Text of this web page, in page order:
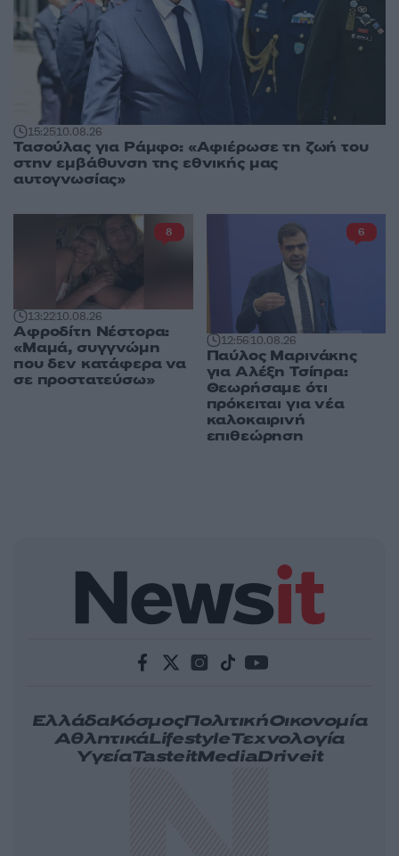
15:2510.08.26
Τασούλας για Ράμφο: «Αφιέρωσε τη ζωή του
στην εμβάθυνση της εθνικής μας
αυτογνωσίας»
13:2210.08.26
Αφροδίτη Νέστορα:
«Μαμά, συγγνώμη
που δεν κατάφερα να
σε προστατεύσω»
8
12:5610.08.26
Παύλος Μαρινάκης
για Αλέξη Τσίπρα:
Θεωρήσαμε ότι
πρόκειται για νέα
καλοκαιρινή
επιθεώρηση
6
ΕλλάδαΚόσμοςΠολιτικήΟικονομία
ΑθλητικάLifestyleΤεχνολογία
ΥγείαTasteitMediaDriveit